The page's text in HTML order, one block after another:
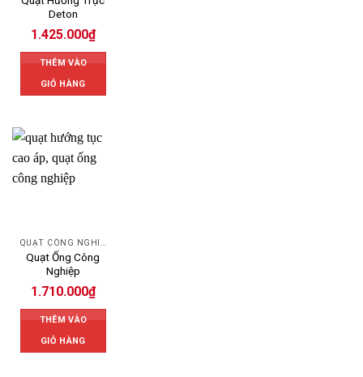
Deton
1.425.000₫
THÊM VÀO
GIỎ HÀNG
Quạt Ống Công
Nghiệp
1.710.000₫
THÊM VÀO
GIỎ HÀNG